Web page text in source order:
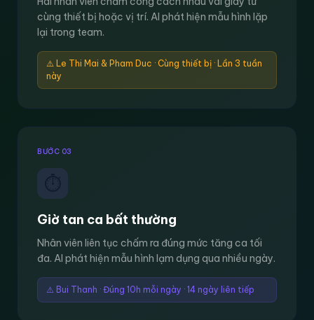
cùng thiết bị hoặc vị trí. AI phát hiện mẫu hình lặp
lại trong team.
⚠️ Le Thi Mai & Pham Duc · Cùng thiết bị · Lần 3 tuần
này
BƯỚC 03
⏱
Giờ tan ca bất thường
Nhân viên liên tục chấm ra đúng mức tăng ca tối
đa. AI phát hiện mẫu hình lạm dụng qua nhiều ngày.
⚠️ Bui Thanh · Đúng 10h mỗi ngày · 14 ngày liên tiếp